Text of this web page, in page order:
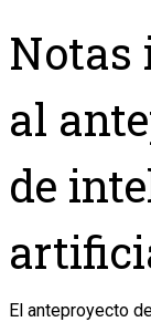
Notas
al
de
El anteproyecto